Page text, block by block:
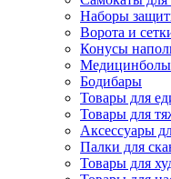
Наборы
Ворота и
Конусы
Медицинболы
Бодибары
Товары для
Товары для
Аксессуары
Палки для
Товары для